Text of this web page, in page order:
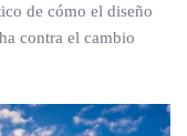
de cómo el diseño
contra el cambio